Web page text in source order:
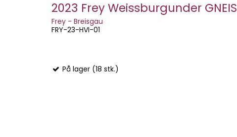
2023 Frey Weissburgunder GNEIS
Frey - Breisgau
FRY-23-HVI-01
På lager (18 stk.)